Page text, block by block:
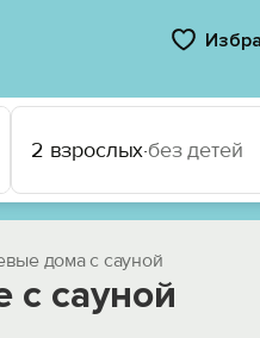
2 взрослых·без детей
дома с сауной
с сауной